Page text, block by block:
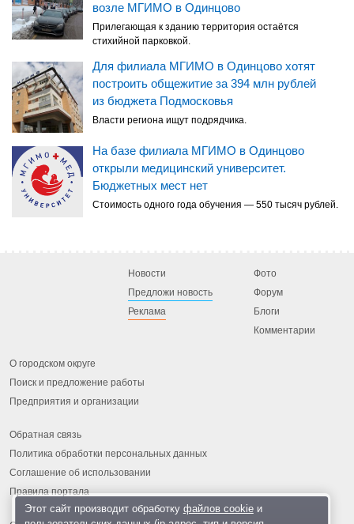
возле МГИМО в Одинцово
Прилегающая к зданию территория остаётся
стихийной парковкой.
Для филиала МГИМО в Одинцово хотят
построить общежитие за 394 млн рублей
из бюджета Подмосковья
Власти региона ищут подрядчика.
На базе филиала МГИМО в Одинцово
открыли медицинский университет.
Бюджетных мест нет
Стоимость одного года обучения — 550 тысяч рублей.
Новости
Предложи новость
Реклама
Фото
Форум
Блоги
Комментарии
О городском округе
Поиск и предложение работы
Предприятия и организации
Обратная связь
Политика обработки персональных данных
Соглашение об использовании
Правила портала
Этот сайт производит обработку файлов cookieи